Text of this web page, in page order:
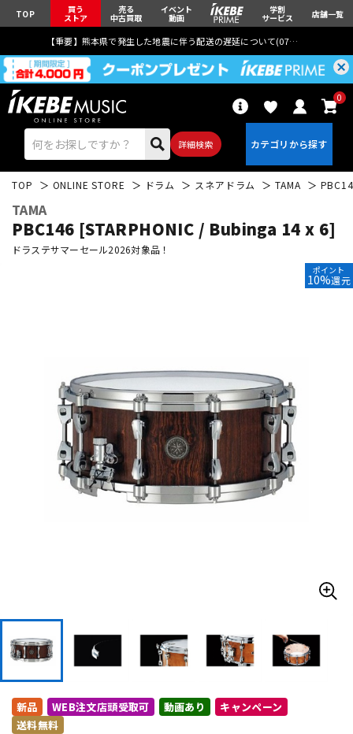
TOP 買う
ストア
売る
中古買取
イベント
動画
学割
サービス 店舗一覧
【重要】熊本県で発生した地震に伴う配送の遅延について(07月29日
詳細検索
0
ドラム パーカッション
キーボード 電子ピアノ
その他楽器
TOP ONLINE STORE ドラム スネアドラム TAMA
TAMA
PBC146 [STARPHONIC / Bubinga 14 x 6]
ドラステサマーセール2026対象品！
ポイント
10%還元
新品 WEB注文店頭受取可 動画あり
キャンペーン
送料無料